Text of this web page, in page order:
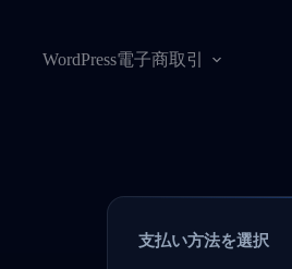
WordPress電子商取引
支払い方法を選択